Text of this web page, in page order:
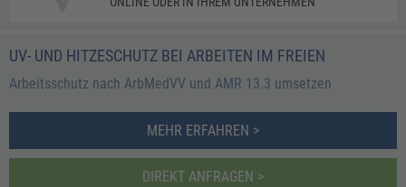
UV- UND HITZESCHUTZ BEI ARBEITEN IM FREIEN
Arbeitsschutz nach ArbMedVV und AMR 13.3 umsetzen
MEHR ERFAHREN >
DIREKT ANFRAGEN >